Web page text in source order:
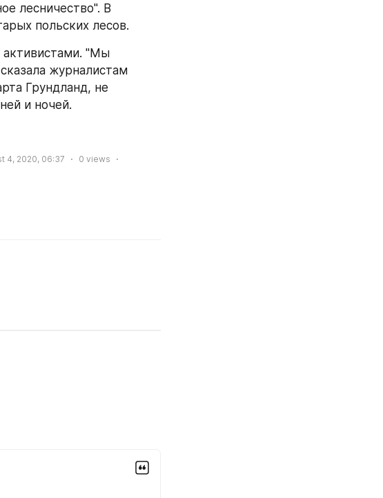
лесничество". В
польских лесов.
активистами. "Мы
журналистам
Грундланд, не
и ночей.
4, 2020, 06:37 0 views